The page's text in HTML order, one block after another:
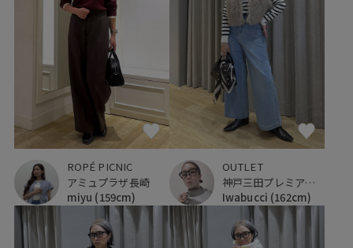
ROPÉ PICNIC
アミュプラザ長崎
miyu (159cm)
OUTLET
神戸三田プレミアム・アウトレット
Iwabucci (162cm)